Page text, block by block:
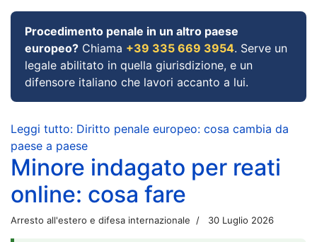
Procedimento penale in un altro paese
europeo? Chiama +39 335 669 3954. Serve un
legale abilitato in quella giurisdizione, e un
difensore italiano che lavori accanto a lui.
Leggi tutto: Diritto penale europeo: cosa cambia da
paese a paese
Minore indagato per reati
online: cosa fare
Arresto all'estero e difesa internazionale 30 Luglio 2026